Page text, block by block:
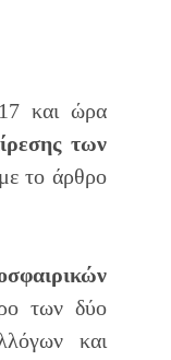
και ώρα
των
το άρθρο
των δύο
και